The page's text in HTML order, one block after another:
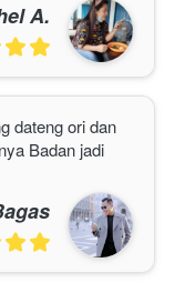
A.
dateng ori dan
Badan jadi